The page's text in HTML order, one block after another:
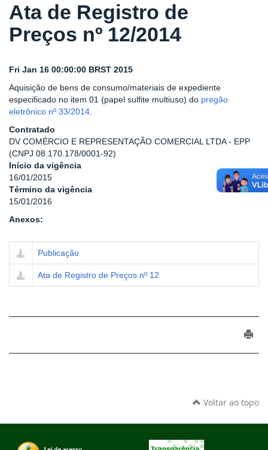
Ata de Registro de
Preços nº 12/2014
Fri Jan 16 00:00:00 BRST 2015
Aquisição de bens de consumo/materiais de expediente
especificado no item 01 (papel sulfite multiuso) do pregão
eletrônico nº 33/2014
Contratado
DV COMÉRCIO E REPRESENTAÇÃO COMERCIAL LTDA - EPP
(CNPJ 08.170.178/0001-92)
Início da vigência
16/01/2015
Término da vigência
15/01/2016
Anexos:
Publicação
Ata de Registro de Preços nº 12
Voltar ao topo